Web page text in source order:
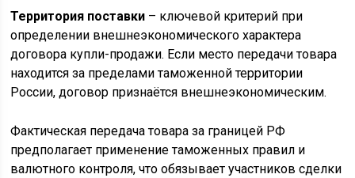
Территория поставки – ключевой критерий при
определении внешнеэкономического характера
договора купли-продажи. Если место передачи товара
находится за пределами таможенной территории
России, договор признаётся внешнеэкономическим.
Фактическая передача товара за границей РФ
предполагает применение таможенных правил и
валютного контроля, что обязывает участников сделки